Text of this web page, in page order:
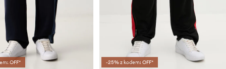
OFF* -25% z kodem: OFF*